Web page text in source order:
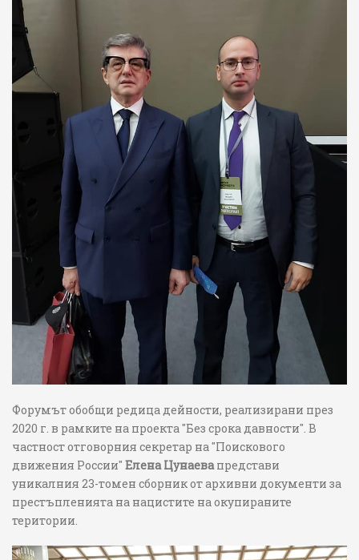
Форумът обобщи редица дейности, реализирани през
2020 г. в рамките на проекта "Без срока давности". В
частност отговорния секретар на "Поискового
движения России" Елена Цунаевапредстави
уникалния 23-томен сборник от архивни документи за
престъпленията на нацистите на окупираните
територии.